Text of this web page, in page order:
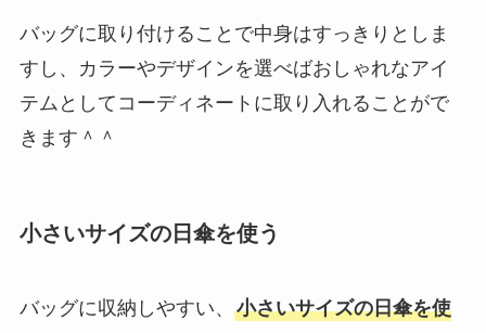
バッグに取り付けることで中身はすっきりとしま
すし、カラーやデザインを選べばおしゃれなアイ
テムとしてコーディネートに取り入れることがで
きます＾＾
小さいサイズの日傘を使う
バッグに収納しやすい、 小さいサイズの日傘を使